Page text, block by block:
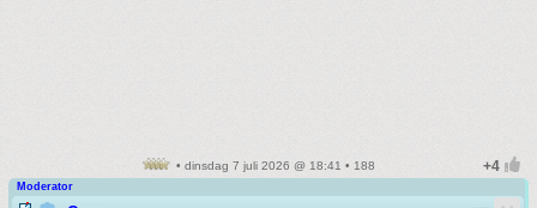
• dinsdag 7 juli 2026 @ 18:41 • 188
Moderator